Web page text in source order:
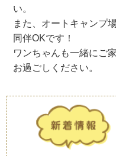
い。
また、オートキャンプ
同伴OKです！
ワンちゃんも一緒にご
お過ごしください。